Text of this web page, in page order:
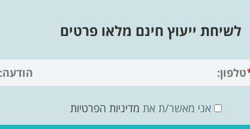
לשיחת ייעוץ חינם מלאו פרטים
אני מאשר/ת את מדיניות הפרטיות